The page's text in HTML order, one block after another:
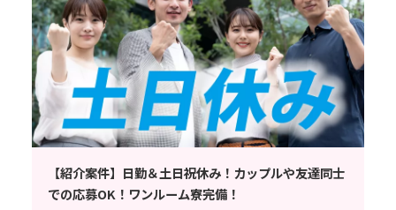
【紹介案件】日勤＆土日祝休み！カップルや友達同士
での応募OK！ワンルーム寮完備！